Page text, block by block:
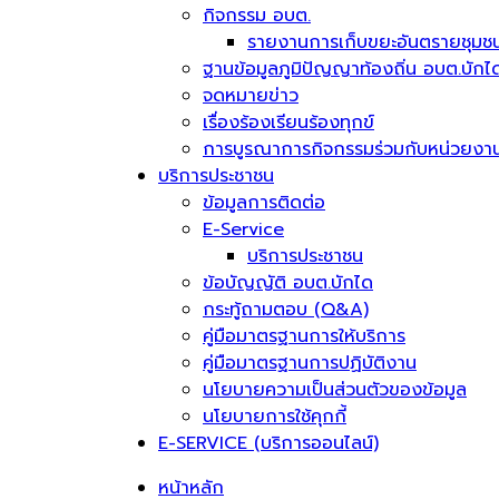
กิจกรรม อบต.
รายงานการเก็บขยะอันตรายชุมช
ฐานข้อมูลภูมิปัญญาท้องถิ่น อบต.บักไ
จดหมายข่าว
เรื่องร้องเรียนร้องทุกข์
การบูรณาการกิจกรรมร่วมกับหน่วยงา
บริการประชาชน
ข้อมูลการติดต่อ
E-Service
บริการประชาชน
ข้อบัญญัติ อบต.บักได
กระทู้ถามตอบ (Q&A)
คู่มือมาตรฐานการให้บริการ
คู่มือมาตรฐานการปฏิบัติงาน
นโยบายความเป็นส่วนตัวของข้อมูล
นโยบายการใช้คุกกี้
E-SERVICE (บริการออนไลน์)
หน้าหลัก